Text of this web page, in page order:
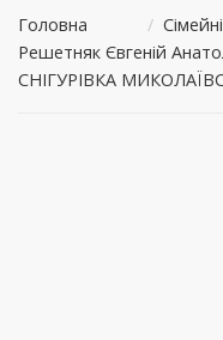
Головна /
Решетняк Євгеній
СНІГУРІВКА